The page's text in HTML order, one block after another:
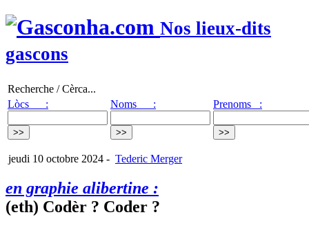
Nos lieux-dits
gascons
Recherche / Cèrca...
Lòcs :
Noms : Prenoms :
jeudi 10 octobre 2024 - Tederic Merger
en graphie alibertine :
(eth) Codèr ? Coder ?